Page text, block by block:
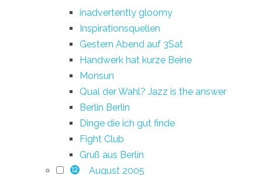
inadvertently gloomy
Inspirationsquellen
Gestern Abend auf 3Sat
Handwerk hat kurze Beine
Monsun
Qual der Wahl? Jazz is the answer
Berlin Berlin
Dinge die ich gut finde
Fight Club
Gruß aus Berlin
12 August 2005